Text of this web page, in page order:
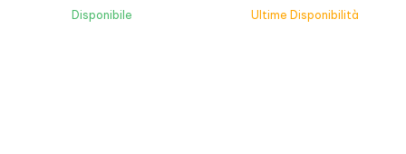
Disponibile Ultime Disponibilità